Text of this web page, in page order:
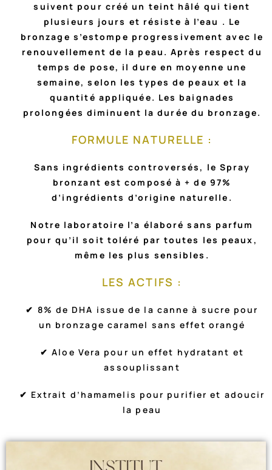
suivent pour créé un teint hâlé qui tient
plusieurs jours et résiste à l’eau . Le
bronzage s’estompe progressivement avec le
renouvellement de la peau. Après respect du
temps de pose, il dure en moyenne une
semaine, selon les types de peaux et la
quantité appliquée. Les baignades
prolongées diminuent la durée du bronzage.
FORMULE NATURELLE :
Sans ingrédients controversés, le Spray
bronzant est composé à + de 97%
d’ingrédients d’origine naturelle.
Notre laboratoire l’a élaboré sans parfum
pour qu’il soit toléré par toutes les peaux,
même les plus sensibles.
LES ACTIFS :
✔ 8% de DHA issue de la canne à sucre pour
un bronzage caramel sans effet orangé
✔ Aloe Vera pour un effet hydratant et
assouplissant
✔ Extrait d’hamamelis pour purifier et adoucir
la peau